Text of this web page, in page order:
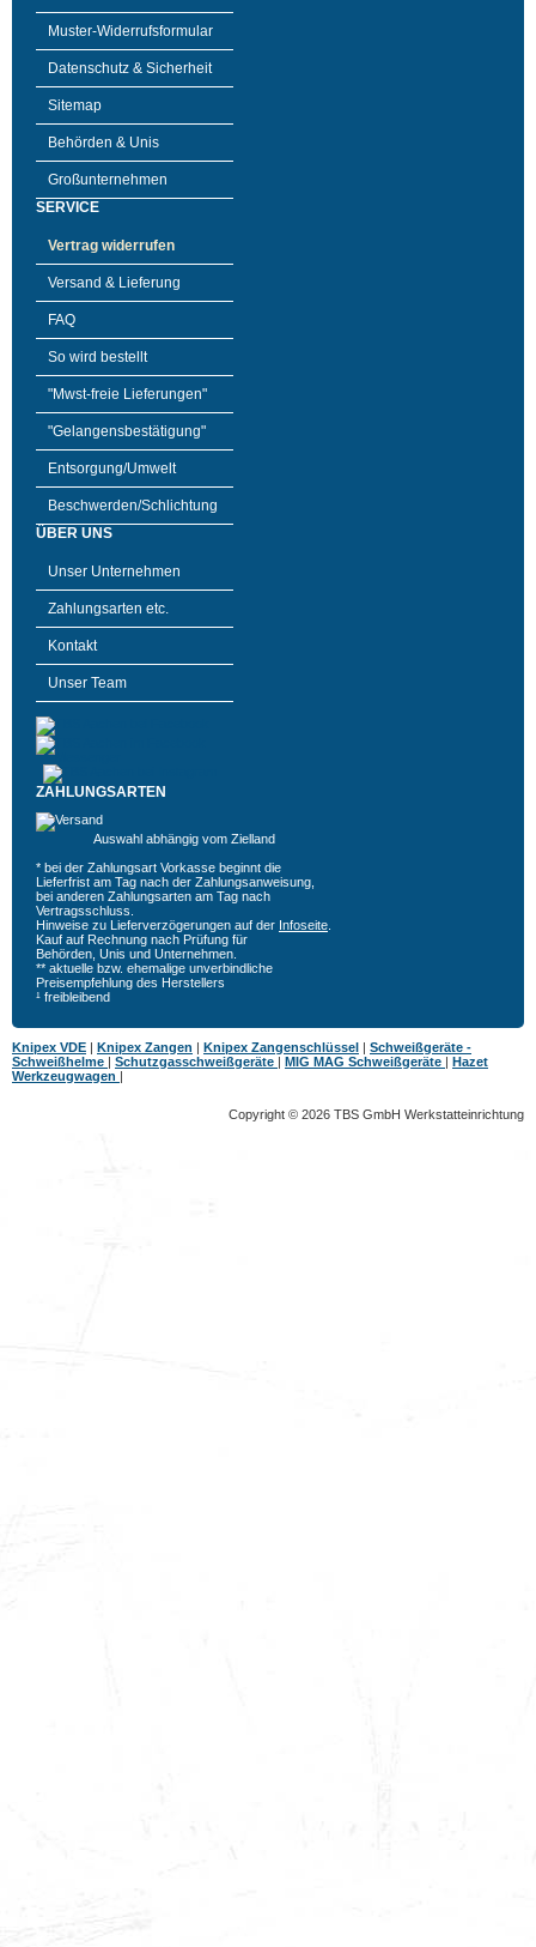
Muster-Widerrufsformular
Datenschutz & Sicherheit
Sitemap
Behörden & Unis
Großunternehmen
SERVICE
Vertrag widerrufen
Versand & Lieferung
FAQ
So wird bestellt
"Mwst-freie Lieferungen"
"Gelangensbestätigung"
Entsorgung/Umwelt
Beschwerden/Schlichtung
ÜBER UNS
Unser Unternehmen
Zahlungsarten etc.
Kontakt
Unser Team
ZAHLUNGSARTEN
Auswahl abhängig vom Zielland
* bei der Zahlungsart Vorkasse beginnt die
Lieferfrist am Tag nach der Zahlungsanweisung,
bei anderen Zahlungsarten am Tag nach
Vertragsschluss.
Hinweise zu Lieferverzögerungen auf der Infoseite
Kauf auf Rechnung nach Prüfung für
Behörden, Unis und Unternehmen.
** aktuelle bzw. ehemalige unverbindliche
Preisempfehlung des Herstellers
¹ freibleibend
Knipex VDE | Knipex Zangen | Knipex Zangenschlüssel | Schweißgeräte -
Schweißhelme | Schutzgasschweißgeräte | MIG MAG Schweißgeräte | Hazet
Werkzeugwagen |
Copyright © 2026 TBS GmbH Werkstatteinrichtung